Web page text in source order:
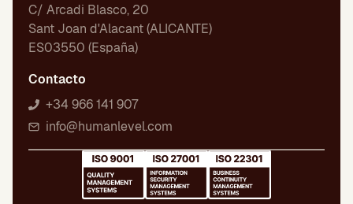
C/ Arcadi Blasco, 20
Sant Joan d'Alacant (ALICANTE)
ES03550 (España)
Contacto
+34 966 141 907
info@humanlevel.com